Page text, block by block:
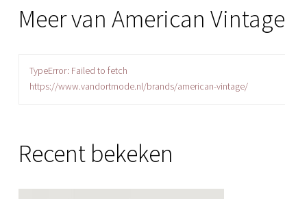
Meer van American Vintage
TypeError: Failed to fetch
https://www.vandortmode.nl/brands/american-vintage/
Recent bekeken